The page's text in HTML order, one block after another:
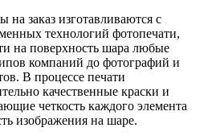
заказ изготавливаются с
технологий фотопечати,
на поверхность шара любые
компаний до фотографий и
В процессе печати
качественные краски и
четкость каждого элемента
изображения на шаре.